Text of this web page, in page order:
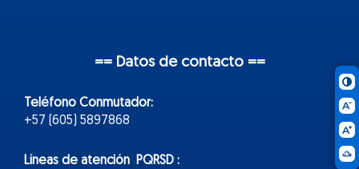
== Datos de contacto ==
Teléfono Conmutador:
+57 (605) 5897868
Líneas de atención PQRSD :